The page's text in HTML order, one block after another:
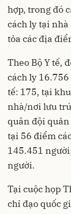
hợp, trong đó
cách ly tại
tỏa các địa
Theo Bộ Y tế,
cách ly
tế: 175, tại
nhà/nơi lưu
quân đội
tại 56 điểm
145.451
người.
Tại cuộc họp
chỉ đạo quốc